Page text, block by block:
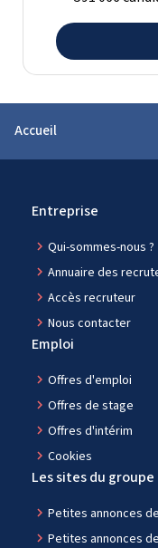
Accueil
Entreprise
navigate_next Qui-sommes-nous ?
navigate_next Annuaire des
navigate_next Accès recruteur
navigate_next Nous contacter
Emploi
navigate_next Offres d'emploi
navigate_next Offres de stage
navigate_next Offres d'intérim
navigate_next Cookies
Les sites du groupe
navigate_next Petites annonces
navigate_next Petites annonces